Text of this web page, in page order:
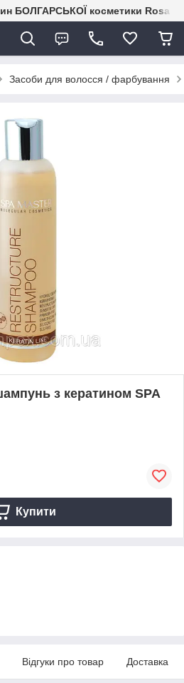
БОЛГАРСЬКОЇ косметики
Засоби для волосся / фарбування
з кератином SPA
Купити
Відгуки про товар Доставка